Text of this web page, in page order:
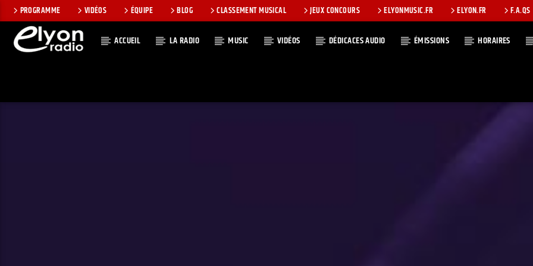
PROGRAMME VIDÉOS ÉQUIPE BLOG CLASSEMENT MUSICAL JEUX CONCOURS ELYONMUSIC.FR ELYON.FR F.A.QS
ACCUEIL LA RADIO MUSIC VIDÉOS DÉDICACES AUDIO ÉMISSIONS HORAIRES